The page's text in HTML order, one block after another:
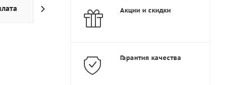
Дополнительно
Акции и скидки
Гарантия качества